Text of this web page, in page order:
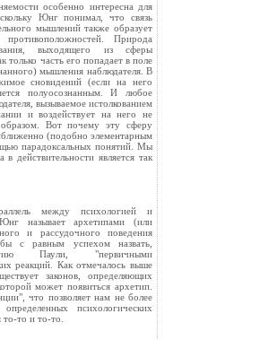
особенно интересна для
Юнг понимал, что связь
мышлений также образует
противоположностей. Природа
выходящего из сферы
только часть его попадает в поле
мышления наблюдателя. В
сновидений (если на него
полуосознанным. И любое
вызываемое истолкованием
и воздействует на него не
Вот почему эту сферу
(подобно элементарным
парадоксальных понятий. Мы
действительности является так
между психологией и
называет архетипами (или
и рассудочного поведения
с равным успехом назвать,
Паули, "первичными
реакций. Как отмечалось выше
законов, определяющих
может появиться архетип.
что позволяет нам не более
психологических
то и то-то.